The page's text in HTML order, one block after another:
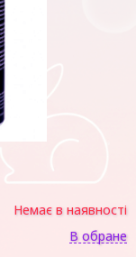
Немає в наявності
В обране